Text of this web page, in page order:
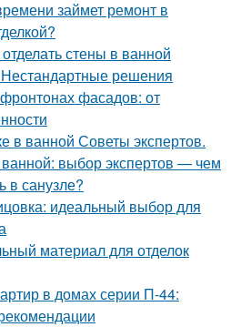
займет ремонт в
стены в ванной
Нестандартные решения
фасадов: от
в ванной Советы экспертов.
выбор экспертов — чем
в санузле?
идеальный выбор для
материал для отделок
в домах серии П-44: